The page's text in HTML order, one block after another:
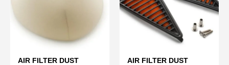
AIR FILTER DUST
AIR FILTER DUST